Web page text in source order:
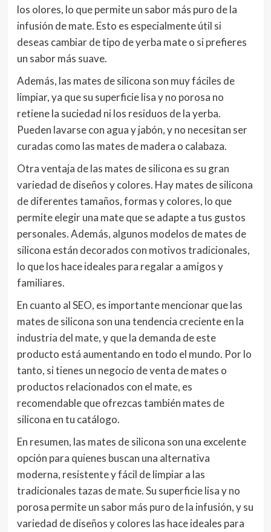
los olores, lo que permite un sabor más puro de la
infusión de mate. Esto es especialmente útil si
deseas cambiar de tipo de yerba mate o si prefieres
un sabor más suave.
Además, las mates de silicona son muy fáciles de
limpiar, ya que su superficie lisa y no porosa no
retiene la suciedad ni los residuos de la yerba.
Pueden lavarse con agua y jabón, y no necesitan ser
curadas como las mates de madera o calabaza.
Otra ventaja de las mates de silicona es su gran
variedad de diseños y colores. Hay mates de silicona
de diferentes tamaños, formas y colores, lo que
permite elegir una mate que se adapte a tus gustos
personales. Además, algunos modelos de mates de
silicona están decorados con motivos tradicionales,
lo que los hace ideales para regalar a amigos y
familiares.
En cuanto al SEO, es importante mencionar que las
mates de silicona son una tendencia creciente en la
industria del mate, y que la demanda de este
producto está aumentando en todo el mundo. Por lo
tanto, si tienes un negocio de venta de mates o
productos relacionados con el mate, es
recomendable que ofrezcas también mates de
silicona en tu catálogo.
En resumen, las mates de silicona son una excelente
opción para quienes buscan una alternativa
moderna, resistente y fácil de limpiar a las
tradicionales tazas de mate. Su superficie lisa y no
porosa permite un sabor más puro de la infusión, y su
variedad de diseños y colores las hace ideales para